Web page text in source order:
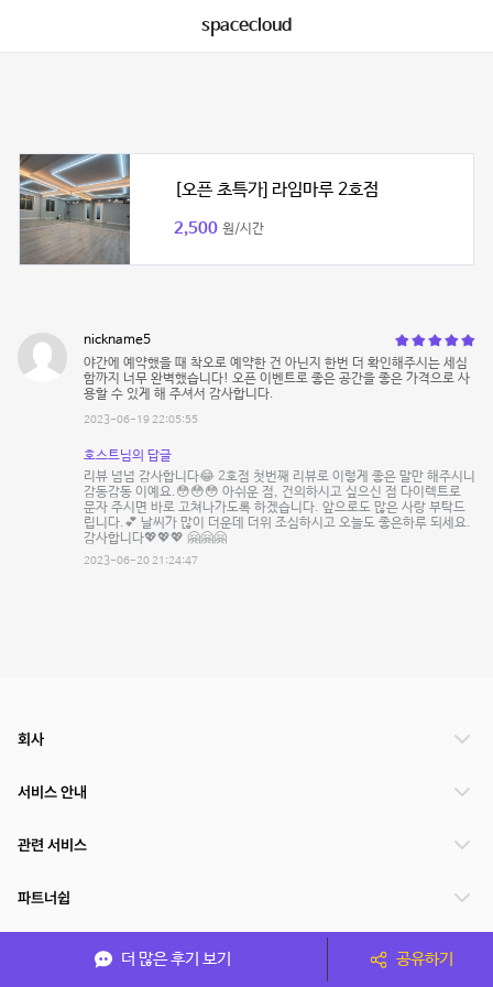
spacecloud
[오픈 초특가] 라임마루 2호점
2,500 원/시간
nickname5
야간에 예약했을 때 착오로 예약한 건 아닌지 한번 더 확인해주시는 세심
함까지 너무 완벽했습니다! 오픈 이벤트로 좋은 공간을 좋은 가격으로 사
용할 수 있게 해 주셔서 감사합니다.
2023-06-19 22:05:55
호스트님의 답글
리뷰 넘넘 감사합니다😂 2호점 첫번째 리뷰로 이렇게 좋은 말만 해주시니
감동감동 이예요.😳😳😳 아쉬운 점, 건의하시고 싶으신 점 다이렉트로
문자 주시면 바로 고쳐나가도록 하겠습니다. 앞으로도 많은 사랑 부탁드
립니다.💕 날씨가 많이 더운데 더위 조심하시고 오늘도 좋은하루 되세요.
감사합니다💖💖💖 🤗🤗🤗
2023-06-20 21:24:47
더 많은 후기 보기 공유하기
회사
서비스 안내
관련 서비스
파트너쉽
서비스 제공 국가